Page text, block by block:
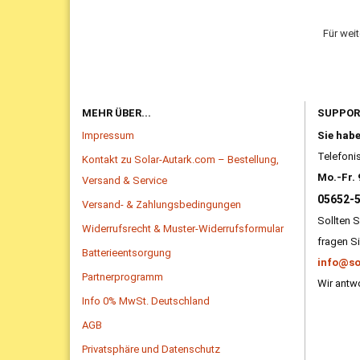
Für
MEHR ÜBER...
Impressum
Kontakt zu Solar-Autark.com – Bestellung,
Versand & Service
Versand- & Zahlungsbedingungen
Widerrufsrecht & Muster-Widerrufsformular
Batterieentsorgung
Partnerprogramm
Info 0% MwSt. Deutschland
AGB
Privatsphäre und Datenschutz
Sie
Mo.-Fr.
05652-
Sollten
fragen
Wir